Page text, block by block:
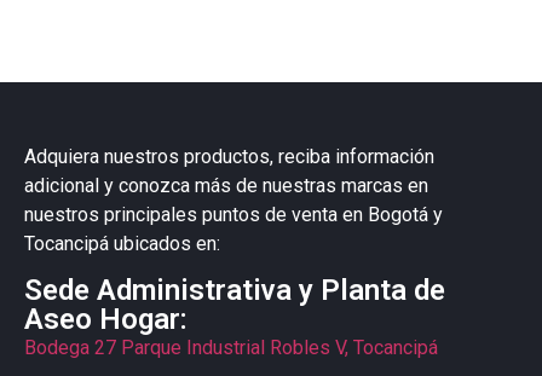
Adquiera nuestros productos, reciba información
adicional y conozca más de nuestras marcas en
nuestros principales puntos de venta en Bogotá y
Tocancipá ubicados en:
Sede Administrativa y Planta de
Aseo Hogar:
Bodega 27 Parque Industrial Robles V, Tocancipá